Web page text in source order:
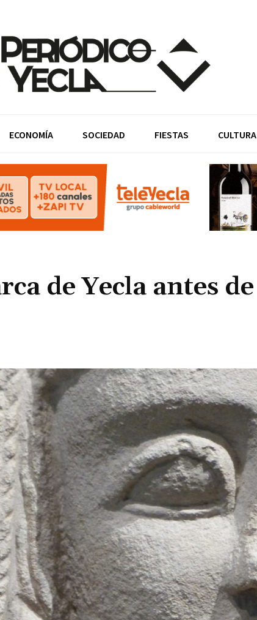
ECONOMÍA SOCIEDAD FIESTAS CULTURA
de Yecla antes de